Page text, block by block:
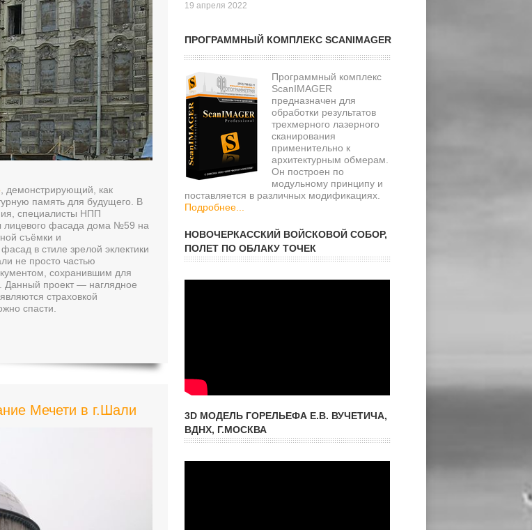
, демонстрирующий, как
память для будущего. В
специалисты НПП
лицевого фасада дома №59 на
съёмки и
в стиле зрелой эклектики
не просто частью
сохранившим для
Данный проект — наглядное
страховкой
спасти.
Мечети в г.Шали
19 апреля 2022
ПРОГРАММНЫЙ КОМПЛЕКС SCANIMAGER
Программный комплекс
ScanIMAGER
предназначен для
обработки результатов
трехмерного лазерного
сканирования
применительно к
архитектурным обмерам.
Он построен по
модульному принципу и
поставляется в различных модификациях.
Подробнее...
НОВОЧЕРКАССКИЙ ВОЙСКОВОЙ СОБОР,
ПОЛЕТ ПО ОБЛАКУ ТОЧЕК
3D МОДЕЛЬ ГОРЕЛЬЕФА Е.В. ВУЧЕТИЧА,
ВДНХ, Г.МОСКВА